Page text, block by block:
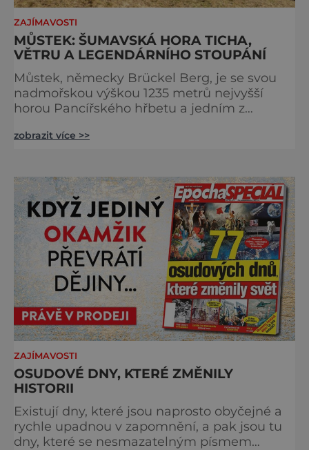
ZAJÍMAVOSTI
MŮSTEK: ŠUMAVSKÁ HORA TICHA,
VĚTRU A LEGENDÁRNÍHO STOUPÁNÍ
Můstek, německy Brückel Berg, je se svou
nadmořskou výškou 1235 metrů nejvyšší
horou Pancířského hřbetu a jedním z
Šumavy. Přestože nestojí v centru hlavních
Můstek si dodnes uchovává syrový horský
charakter, klid a zvláštní atmosféru
šumavských hřebenů, kde se střídá hustý les
zobrazit více >>
ZAJÍMAVOSTI
OSUDOVÉ DNY, KTERÉ ZMĚNILY
HISTORII
Existují dny, které jsou naprosto obyčejné a
rychle upadnou v zapomnění, a pak jsou tu
dny, které se nesmazatelným písmem